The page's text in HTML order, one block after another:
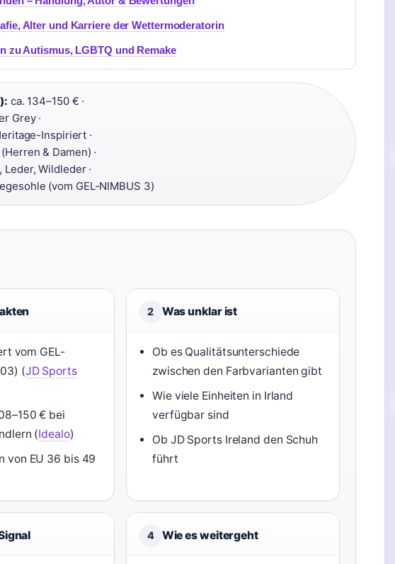
Alter und Karriere der Wettermoderatorin
zu Autismus, LGBTQ und Remake
ca. 134–150 € ·
Grey ·
Inspiriert ·
& Damen) ·
Leder, Wildleder ·
(vom GEL-NIMBUS 3)
vom GEL-
(JD Sports
€ bei
(Idealo)
von EU 36 bis 49
2 Was unklar ist
Ob es Qualitätsunterschiede
zwischen den Farbvarianten gibt
Wie viele Einheiten in Irland
verfügbar sind
Ob JD Sports Ireland den Schuh
führt
4 Wie es weitergeht